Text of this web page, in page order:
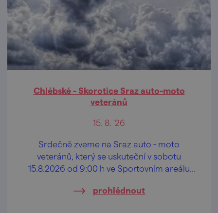
Chlébské - Skorotice Sraz auto-moto
veteránů
15. 8. '26
Srdečně zveme na Sraz auto - moto
veteránů, který se uskuteční v sobotu
15.8.2026 od 9:00 h ve Sportovním areálu
prohlédnout